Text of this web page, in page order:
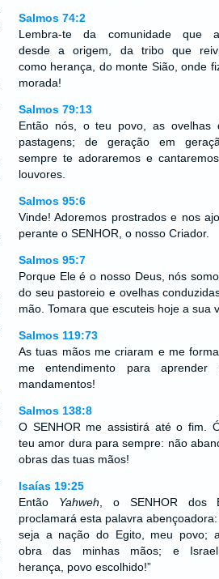
Salmos 74:2
Lembra-te da comunidade que
desde a origem, da tribo que
como herança, do monte Sião, onde
morada!
Salmos 79:13
Então nós, o teu povo, as ovelhas
pastagens; de geração em
sempre te adoraremos e
louvores.
Salmos 95:6
Vinde! Adoremos prostrados e nos
perante o SENHOR, o nosso Criador.
Salmos 95:7
Porque Ele é o nosso Deus, nós
do seu pastoreio e ovelhas
mão. Tomara que escuteis hoje a sua
Salmos 119:73
As tuas mãos me criaram e me
me entendimento para aprender
mandamentos!
Salmos 138:8
O SENHOR me assistirá até o fim.
teu amor dura para sempre: não
obras das tuas mãos!
Isaías 19:25
Então Yahweh , o SENHOR dos
proclamará esta palavra abençoadora:
seja a nação do Egito, meu povo; a
obra das minhas mãos; e
herança, povo escolhido!”